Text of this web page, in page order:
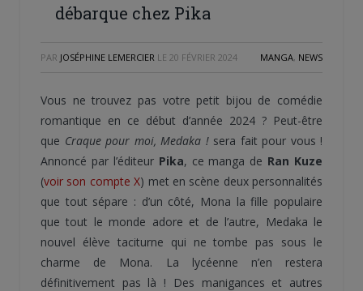
débarque chez Pika
PAR JOSÉPHINE LEMERCIER LE 20 FÉVRIER 2024 MANGA, NEWS
Vous ne trouvez pas votre petit bijou de comédie
romantique en ce début d’année 2024 ? Peut-être
que Craque pour moi, Medaka !sera fait pour vous !
Annoncé par l’éditeur Pika, ce manga de Ran Kuze
(voir son compte X) met en scène deux personnalités
que tout sépare : d’un côté, Mona la fille populaire
que tout le monde adore et de l’autre, Medaka le
nouvel élève taciturne qui ne tombe pas sous le
charme de Mona. La lycéenne n’en restera
définitivement pas là ! Des manigances et autres